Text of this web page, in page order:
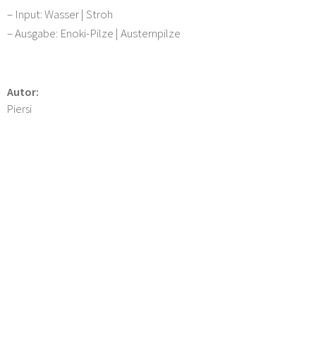
– Input: Wasser | Stroh
– Ausgabe: Enoki-Pilze | Austernpilze
Autor:
Piersi